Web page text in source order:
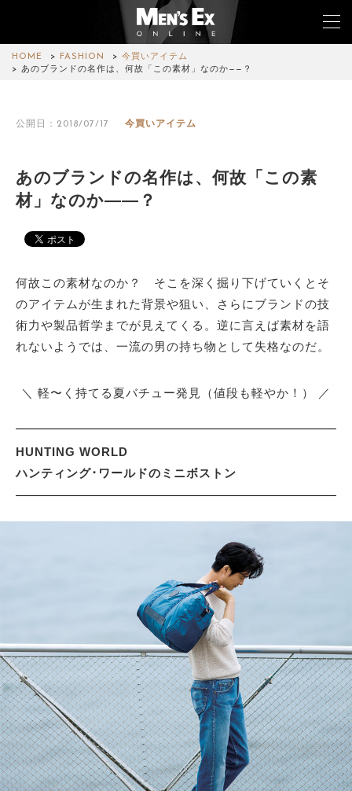
HOME FASHION
今買いアイテム
あのブランドの名作は、何故「この素材」なのか——？
公開日：2018/07/17 今買いアイテム
あのブランドの名作は、何故「この素
材」なのか——？
何故この素材なのか？ そこを深く掘り下げていくとそ
のアイテムが生まれた背景や狙い、さらにブランドの技
術力や製品哲学までが見えてくる。逆に言えば素材を語
れないようでは、一流の男の持ち物として失格なのだ。
＼ 軽〜く持てる夏バチュー発見（値段も軽やか！） ／
HUNTING WORLD
ハンティング･ワールドのミニボストン
WATCH
CAR&BIKE
LIFESTYLE
COLUMN
MAGAZINE
ABOUT SITE
サイトマップ